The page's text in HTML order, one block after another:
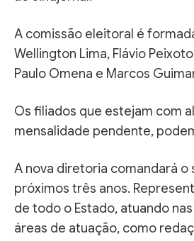
A comissão eleitoral é
Wellington Lima, Flávio
Paulo Omena e Marcos
Os filiados que estejam com
mensalidade pendente,
A nova diretoria comandará o
próximos três anos.
de todo o Estado, atuando
áreas de atuação, como